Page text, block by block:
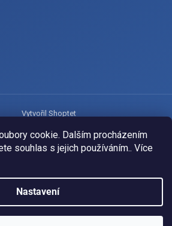
cookie. Dalším procházením
souhlas s jejich používáním.. Více
Nastavení
Vytvořil Shoptet
. Všechna práva vyhrazena.